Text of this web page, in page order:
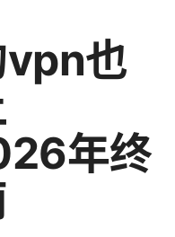
vpn也
年终